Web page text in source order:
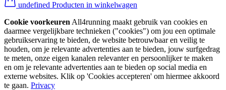
undefined Producten in winkelwagen
Cookie voorkeuren All4running maakt gebruik van cookies en
daarmee vergelijkbare technieken ("cookies") om jou een optimale
gebruikservaring te bieden, de website betrouwbaar en veilig te
houden, om je relevante advertenties aan te bieden, jouw surfgedrag
te meten, onze eigen kanalen relevanter en persoonlijker te maken
en om je relevante advertenties aan te bieden op social media en
externe websites. Klik op 'Cookies accepteren' om hiermee akkoord
te gaan. Privacy